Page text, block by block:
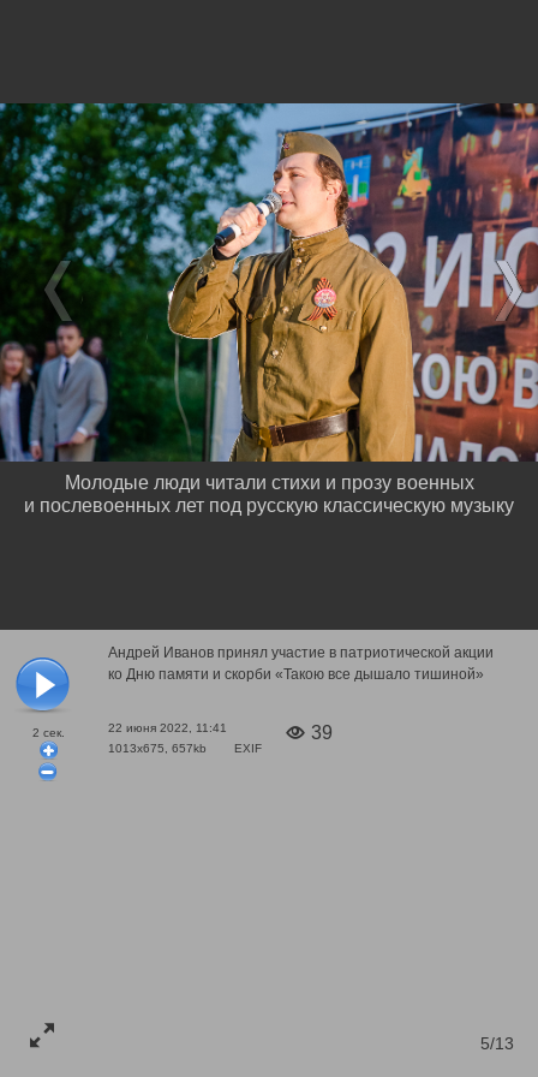
2 сек.
Андрей Иванов принял участие в патриотической акции
ко Дню памяти и скорби «Такою все дышало тишиной»
22 июня 2022, 11:41
1013x675, 657kb
EXIF
39
5/13
Молодые люди читали стихи и прозу военных
и послевоенных лет под русскую классическую музыку